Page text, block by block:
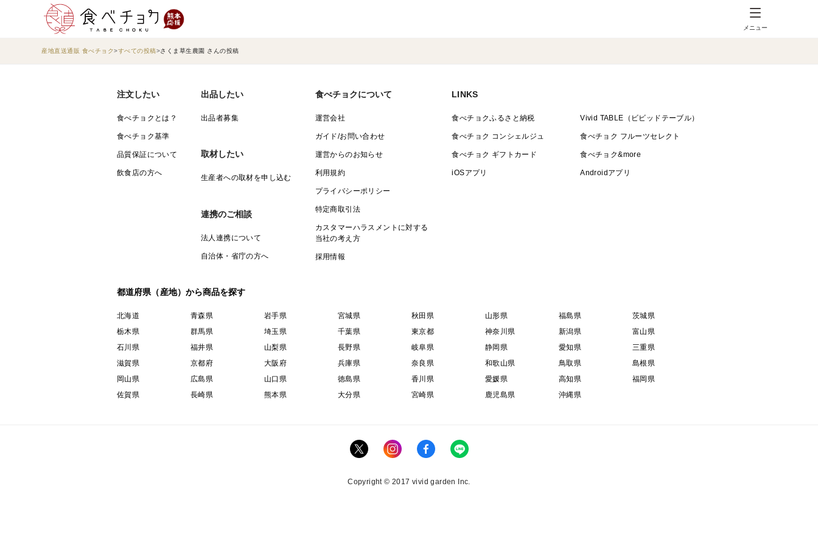
メニュー
産地直送通販 食べチョク すべての投稿 さくま草生農園 さんの投稿
注文したい
食べチョクとは？
食べチョク基準
品質保証について
飲食店の方へ
出品したい
出品者募集
取材したい
生産者への取材を申し込む
連携のご相談
法人連携について
自治体・省庁の方へ
食べチョクについて
運営会社
ガイド/お問い合わせ
運営からのお知らせ
利用規約
プライバシーポリシー
特定商取引法
カスタマーハラスメントに対する
当社の考え方
採用情報
LINKS
食べチョクふるさと納税 Vivid TABLE（ビビッドテーブル）
食べチョク コンシェルジュ 食べチョク フルーツセレクト
食べチョク ギフトカード 食べチョク&more
iOSアプリ Androidアプリ
都道府県（産地）から商品を探す
北海道 青森県 岩手県 宮城県 秋田県 山形県 福島県
茨城県
栃木県
群馬県 埼玉県 千葉県 東京都 神奈川県 新潟県
富山県
石川県
福井県 山梨県 長野県 岐阜県 静岡県 愛知県
三重県
滋賀県
京都府 大阪府 兵庫県 奈良県 和歌山県 鳥取県
島根県
岡山県
広島県 山口県 徳島県 香川県 愛媛県 高知県
福岡県
佐賀県
長崎県 熊本県 大分県 宮崎県 鹿児島県 沖縄県
Copyright © 2017 vivid garden Inc.